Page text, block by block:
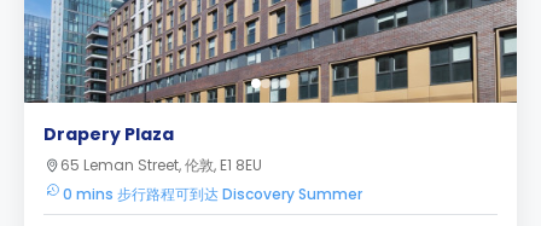
Drapery Plaza
65 Leman Street, 伦敦, E1 8EU
0 mins 步行路程可到达 Discovery Summer